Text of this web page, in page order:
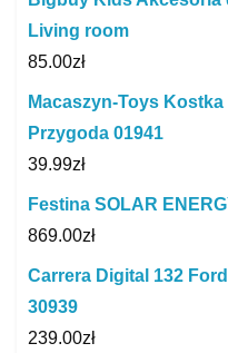
Living room
85.00zł
Macaszyn-Toys
Przygoda 01941
39.99zł
Festina SOLAR
869.00zł
Carrera Digital 132
30939
239.00zł